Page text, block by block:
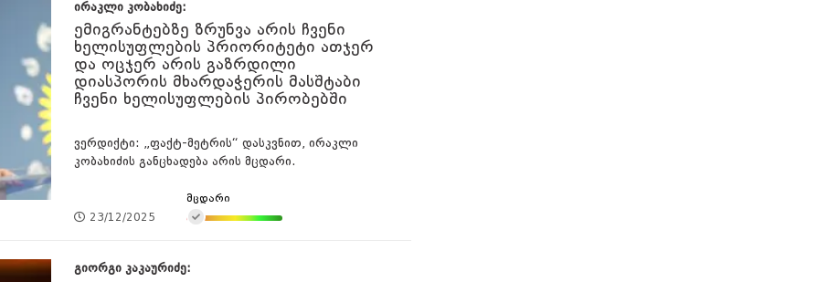
ირაკლი კობახიძე:
ემიგრანტებზე ზრუნვა არის ჩვენი
ხელისუფლების პრიორიტეტი ათჯერ
და ოცჯერ არის გაზრდილი
დიასპორის მხარდაჭერის მასშტაბი
ჩვენი ხელისუფლების პირობებში
ვერდიქტი: „ფაქტ-მეტრის“ დასკვნით, ირაკლი
კობახიძის განცხადება არის მცდარი.
23/12/2025
მცდარი
გიორგი კაკაურიძე: